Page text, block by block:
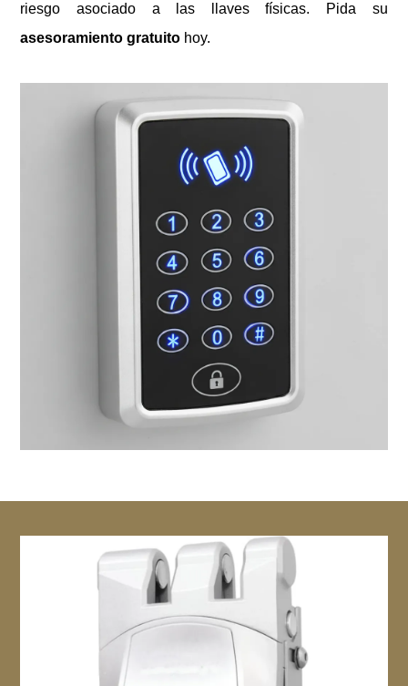
riesgo asociado a las llaves físicas. Pida su
asesoramiento gratuito hoy.